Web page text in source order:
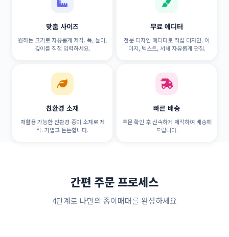
맞춤 사이즈
원하는 크기로 자유롭게 제작. 폭, 높이,
깊이를 직접 입력하세요.
무료 에디터
전문 디자인 에디터로 직접 디자인. 이
미지, 텍스트, 서체 자유롭게 편집.
친환경 소재
재활용 가능한 친환경 종이 소재로 제
작. 가볍고 튼튼합니다.
빠른 배송
주문 확인 후 신속하게 제작하여 배송해
드립니다.
간편 주문 프로세스
4단계로 나만의 종이매대를 완성하세요